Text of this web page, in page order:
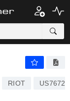
RIOT